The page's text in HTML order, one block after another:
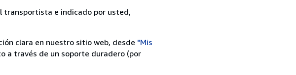
transportista e indicado por usted,
clara en nuestro sitio web, desde "Mis
a través de un soporte duradero (por